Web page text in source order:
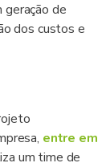
geração de
dos custos e
entre em
um time de